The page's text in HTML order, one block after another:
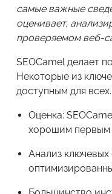
самые важные
оценивает,
проверяемом веб-
SEOCamel делает
Некоторые из
доступным для
Оценка:
хорошим первым
Анализ